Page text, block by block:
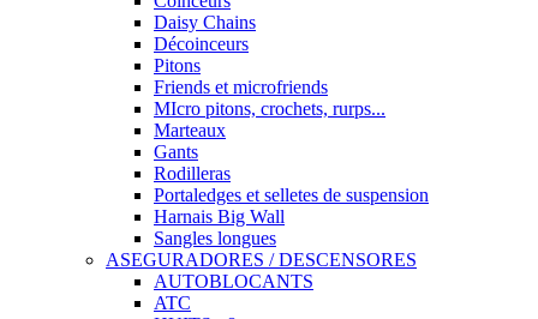
Daisy Chains
Décoinceurs
Pitons
Friends et microfriends
MIcro pitons, crochets, rurps...
Marteaux
Gants
Rodilleras
Portaledges et selletes de suspension
Harnais Big Wall
Sangles longues
ASEGURADORES / DESCENSORES
AUTOBLOCANTS
ATC